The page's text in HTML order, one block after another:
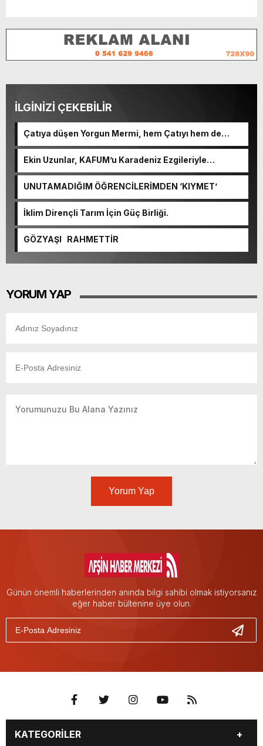
İLGİNİZİ ÇEKEBİLİR
Çatıya düşen Yorgun Mermi, hem Çatıyı hem de
Kulplu Tası delip geçti.
Ekin Uzunlar, KAFUM’u Karadeniz Ezgileriyle
UNUTAMADIĞIM ÖĞRENCİLERİMDEN ‘KIYMET’
İklim Dirençli Tarım İçin Güç Birliği.
GÖZYAŞI RAHMETTİR
YORUM YAP
Yorum Yap
Günün önemli haberlerinden anında bilgi sahibi olmak istiyorsanız
eğer haber bültenine üye olun.
KATEGORİLER